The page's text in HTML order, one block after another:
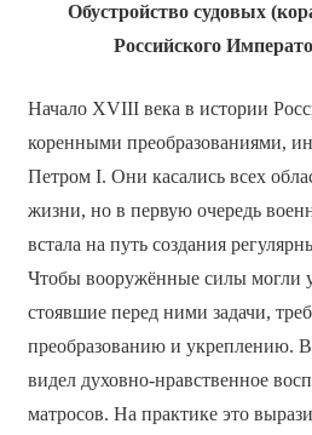
Обустройство судовых
Российского
Начало XVIII века в истории
коренными преобразованиями,
Петром I. Они касались всех
жизни, но в первую очередь
встала на путь создания
Чтобы вооружённые силы могли
стоявшие перед ними задачи,
преобразованию и укреплению.
видел духовно-нравственное
матросов. На практике это